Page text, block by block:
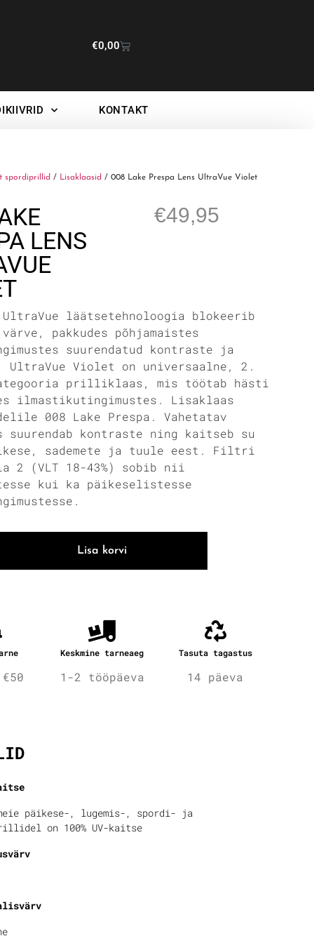
€0,00
KONTAKT
spordiprillid / Lisaklaasid / 008 Lake Prespa Lens UltraVue Violet
LENS
€49,95
läätsetehnoloogia blokeerib
pakkudes põhjamaistes
suurendatud kontraste ja
UltraVue Violet on universaalne, 2.
prilliklaas, mis töötab hästi
ilmastikutingimustes. Lisaklaas
008 Lake Prespa. Vahetatav
suurendab kontraste ning kaitseb su
sademete ja tuule eest. Filtri
2 (VLT 18-43%) sobib nii
kui ka päikeselistesse
Lisa korvi
Keskmine tarneaeg
1-2 tööpäeva
Tasuta tagastus
14 päeva
päikese-, lugemis-, spordi- ja
on 100% UV-kaitse